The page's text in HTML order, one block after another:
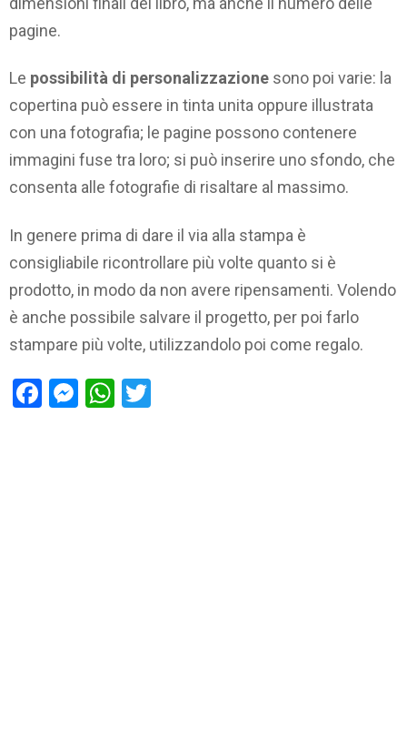
pagine.
Le possibilità di personalizzazione sono poi varie: la
copertina può essere in tinta unita oppure illustrata
con una fotografia; le pagine possono contenere
immagini fuse tra loro; si può inserire uno sfondo, che
consenta alle fotografie di risaltare al massimo.
In genere prima di dare il via alla stampa è
consigliabile ricontrollare più volte quanto si è
prodotto, in modo da non avere ripensamenti. Volendo
è anche possibile salvare il progetto, per poi farlo
stampare più volte, utilizzandolo poi come regalo.
Facebook
Messenger
WhatsApp